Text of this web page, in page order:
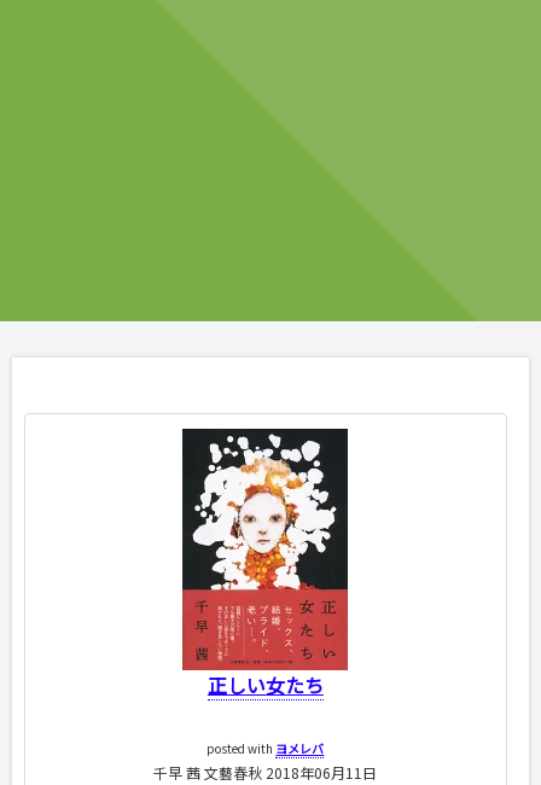
正しい女たち
posted with ヨメレバ
千早 茜 文藝春秋 2018年06月11日